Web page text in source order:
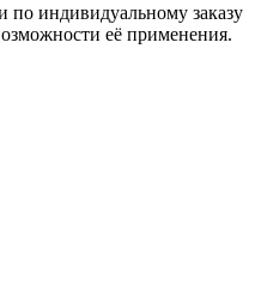
индивидуальному заказу
её применения.